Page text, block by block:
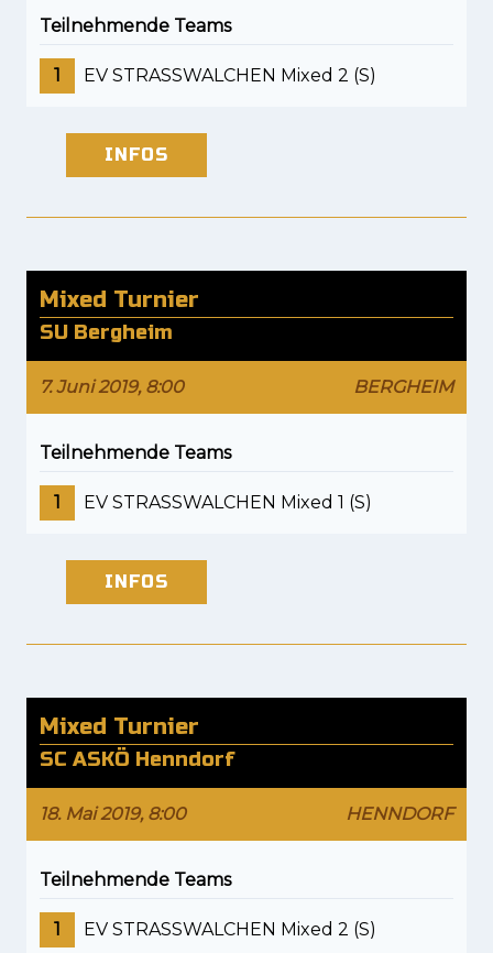
Teilnehmende Teams
1 EV STRASSWALCHEN Mixed 2 (S)
INFOS
Mixed Turnier
SU Bergheim
7. Juni 2019, 8:00 BERGHEIM
Teilnehmende Teams
1 EV STRASSWALCHEN Mixed 1 (S)
INFOS
Mixed Turnier
SC ASKÖ Henndorf
18. Mai 2019, 8:00 HENNDORF
Teilnehmende Teams
1 EV STRASSWALCHEN Mixed 2 (S)